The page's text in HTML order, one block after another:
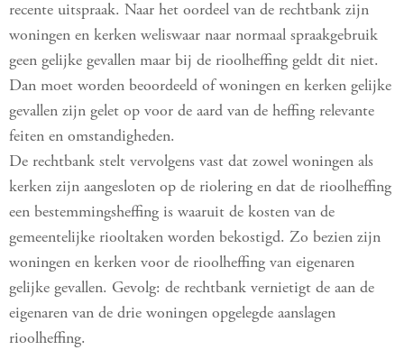
recente uitspraak. Naar het oordeel van de rechtbank zijn
woningen en kerken weliswaar naar normaal spraakgebruik
geen gelijke gevallen maar bij de rioolheffing geldt dit niet.
Dan moet worden beoordeeld of woningen en kerken gelijke
gevallen zijn gelet op voor de aard van de heffing relevante
feiten en omstandigheden.
De rechtbank stelt vervolgens vast dat zowel woningen als
kerken zijn aangesloten op de riolering en dat de rioolheffing
een bestemmingsheffing is waaruit de kosten van de
gemeentelijke riooltaken worden bekostigd. Zo bezien zijn
woningen en kerken voor de rioolheffing van eigenaren
gelijke gevallen. Gevolg: de rechtbank vernietigt de aan de
eigenaren van de drie woningen opgelegde aanslagen
rioolheffing.